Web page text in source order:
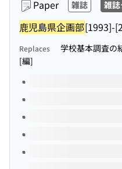
Paper 雑誌 雑
鹿児島県企画部[1993]-
Replaces 学校基本調査の
[編]
Volumes of this title